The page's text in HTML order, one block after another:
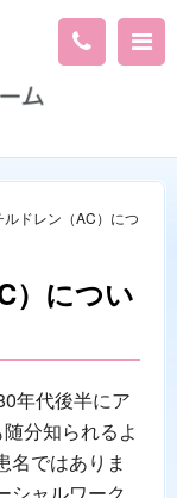
ルドレン（AC）につ
）につい
年代後半にア
分知られるよ
名ではありま